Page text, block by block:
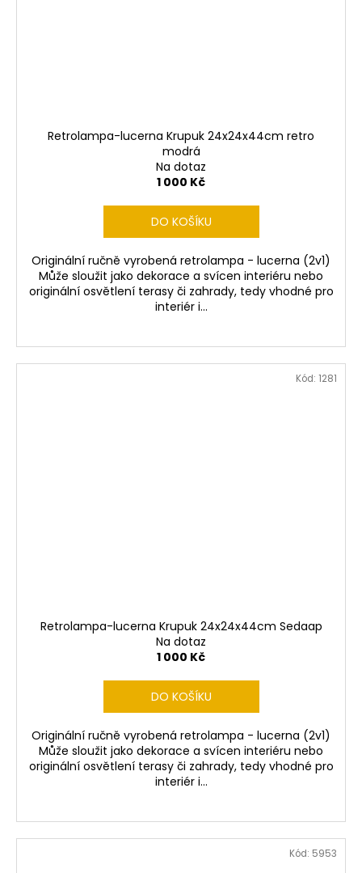
Retrolampa-lucerna Krupuk 24x24x44cm retro
modrá
Na dotaz
1 000 Kč
DO KOŠÍKU
Originální ručně vyrobená retrolampa - lucerna (2v1)
Může sloužit jako dekorace a svícen interiéru nebo
originální osvětlení terasy či zahrady, tedy vhodné pro
interiér i...
Retrolampa-lucerna Krupuk 24x24x44cm Sedaap
Na dotaz
1 000 Kč
DO KOŠÍKU
Originální ručně vyrobená retrolampa - lucerna (2v1)
Může sloužit jako dekorace a svícen interiéru nebo
originální osvětlení terasy či zahrady, tedy vhodné pro
interiér i...
Kód: 1281
Kód: 5953